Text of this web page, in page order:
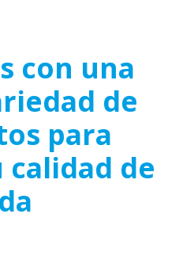
con una
de
para
de